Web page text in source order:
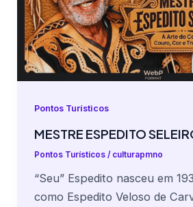
Pontos Turísticos
MESTRE ESPEDITO
Pontos Turísticos/ culturapmno
“Seu” Espedito nasceu em
como Espedito Veloso de